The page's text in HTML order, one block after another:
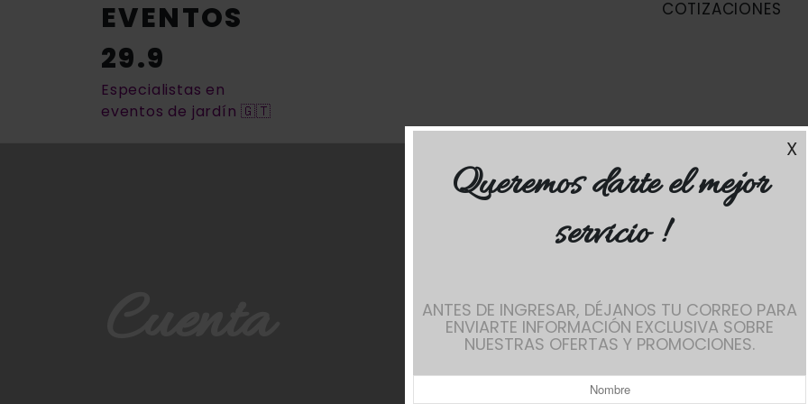
EVENTOS
29.9
Especialistas en
eventos de jardín 🇬🇹
COTIZACIONES
X
Queremos darte el mejor
servicio !
ANTES DE INGRESAR, DÉJANOS TU CORREO PARA
ENVIARTE INFORMACIÓN EXCLUSIVA SOBRE
NUESTRAS OFERTAS Y PROMOCIONES.